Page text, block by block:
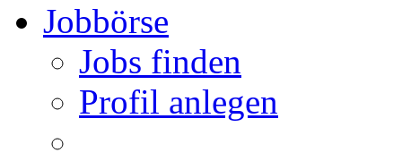
Jobbörse
Jobs finden
Profil anlegen